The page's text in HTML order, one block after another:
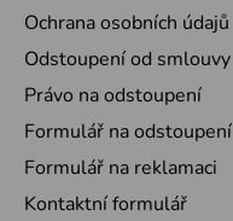
Ochrana osobních údajů
Odstoupení od smlouvy
Právo na odstoupení
Formulář na odstoupení
Formulář na reklamaci
Kontaktní formulář